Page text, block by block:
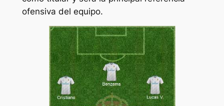
ofensiva del equipo.